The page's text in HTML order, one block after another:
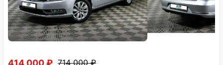
414 000 ₽ 714 000 ₽